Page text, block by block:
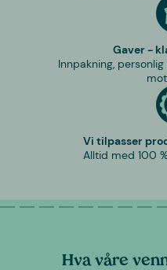
Gaver -
Innpakning,
Vi tilpasser
Alltid med 100
Hva våre